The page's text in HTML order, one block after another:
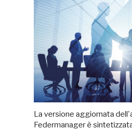
La versione aggiornata
Federmanager è